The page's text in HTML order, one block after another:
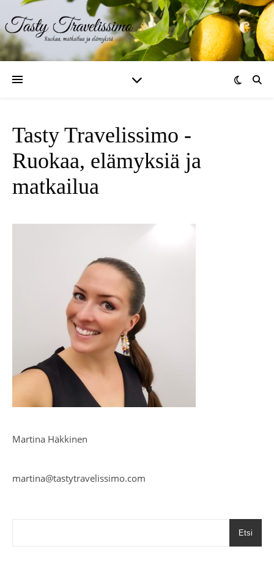
Tasty Travelissimo -
Ruokaa, elämyksiä ja
matkailua
Martina Häkkinen
martina@tastytravelissimo.com
Etsi